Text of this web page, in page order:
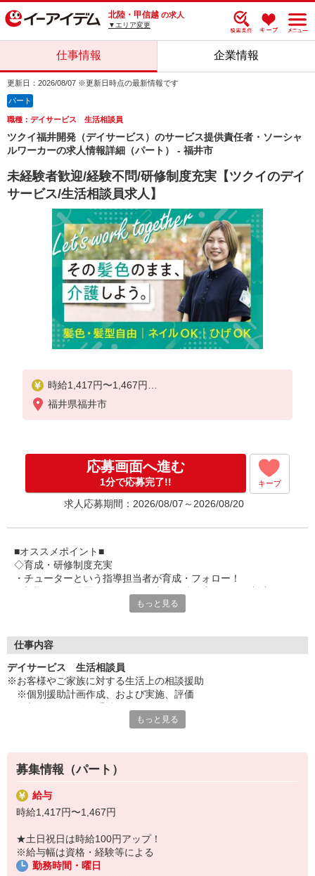
北陸・甲信越 の求人
▼エリア変更
仕事情報 企業情報
更新日：2026/08/07 ※更新日時点の最新情報です
パート
職種：デイサービス 生活相談員
ツクイ福井開発（デイサービス）のサービス提供責任者・ソーシャ
ルワーカーの求人情報詳細（パート） - 福井市
未経験者歓迎/経験不問/研修制度充実【ツクイのデイ
サービス/生活相談員求人】
時給1,417円〜1,467円
★土日祝日は時給100円アップ！
福井県福井市
応募画面へ進む
1分で応募完了!! キープ
求人応募期間：2026/08/07～2026/08/20
■オススメポイント■
◇育成・研修制度充実
・チューターという指導担当者が育成・フォロー！
・キャリアアップ支援制度を活用して働きながら資格取得が可能
・ツクイ独自の福祉厚生制度でプライベートも充実
・子育て支援の福利厚生制度あり！子育てと仕事の両立を応援◎
・スタッフ何でも相談窓口やライフキャリア相談など、各相談窓
口あり
◇頑張った分、スタッフに還元！
・パートは特別手当の支給あり
もっと見る
仕事内容
デイサービス 生活相談員
※お客様やご家族に対する生活上の相談援助
※個別援助計画作成、および実施、評価
※サービス担当者会議への出席
※介護業務、送迎・添乗業務など
★＼サービス・職種の魅力／
生活相談員はサービスの質の向上における重要なキーパーソンとな
る存在です。さまざまな人との出会いから、人とのつながりが生ま
性を磨いていくことができるのも、生活相談員の魅力です。日勤の
勤務でワークライフバランスに合わせた働き方ができます。
もっと見る
募集情報（パート）
給与
時給1,417円〜1,467円
★土日祝日は時給100円アップ！
※給与幅は資格・経験等による
勤務時間・曜日